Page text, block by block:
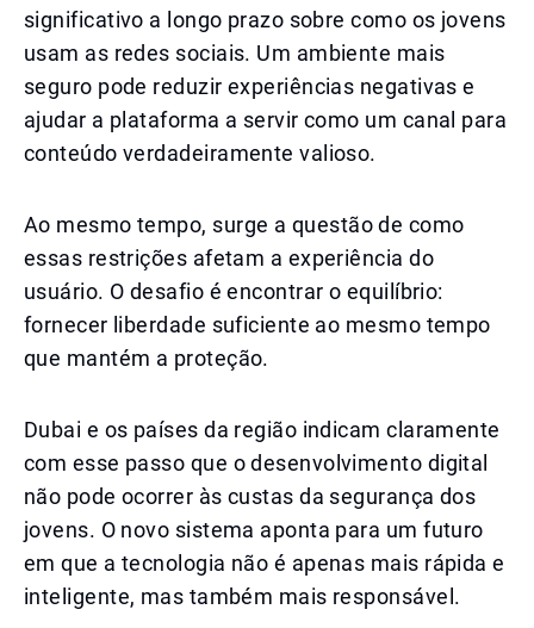
significativo a longo prazo sobre como os jovens
usam as redes sociais. Um ambiente mais
seguro pode reduzir experiências negativas e
ajudar a plataforma a servir como um canal para
conteúdo verdadeiramente valioso.
Ao mesmo tempo, surge a questão de como
essas restrições afetam a experiência do
usuário. O desafio é encontrar o equilíbrio:
fornecer liberdade suficiente ao mesmo tempo
que mantém a proteção.
Dubai e os países da região indicam claramente
com esse passo que o desenvolvimento digital
não pode ocorrer às custas da segurança dos
jovens. O novo sistema aponta para um futuro
em que a tecnologia não é apenas mais rápida e
inteligente, mas também mais responsável.